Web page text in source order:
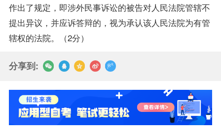
作出了规定，即涉外民事诉讼的被告对人民法院管辖不
提出异议，并应诉答辩的，视为承认该人民法院为有管
辖权的法院。（2分）
分享到: